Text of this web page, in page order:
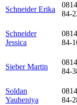
Schneider Erika
84-
Schneider
Jessica
84-
Sieber Martin
84-
Soldan
Yauheniya
84-